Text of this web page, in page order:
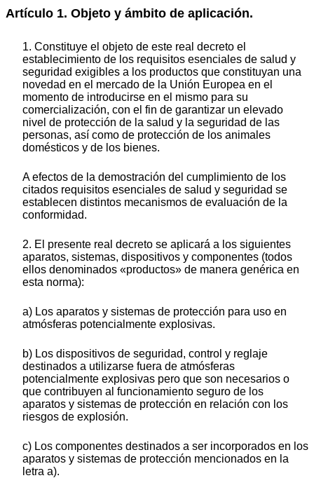
Artículo 1. Objeto y ámbito de aplicación.
1. Constituye el objeto de este real decreto el
establecimiento de los requisitos esenciales de salud y
seguridad exigibles a los productos que constituyan una
novedad en el mercado de la Unión Europea en el
momento de introducirse en el mismo para su
comercialización, con el fin de garantizar un elevado
nivel de protección de la salud y la seguridad de las
personas, así como de protección de los animales
domésticos y de los bienes.
A efectos de la demostración del cumplimiento de los
citados requisitos esenciales de salud y seguridad se
establecen distintos mecanismos de evaluación de la
conformidad.
2. El presente real decreto se aplicará a los siguientes
aparatos, sistemas, dispositivos y componentes (todos
ellos denominados «productos» de manera genérica en
esta norma):
a) Los aparatos y sistemas de protección para uso en
atmósferas potencialmente explosivas.
b) Los dispositivos de seguridad, control y reglaje
destinados a utilizarse fuera de atmósferas
potencialmente explosivas pero que son necesarios o
que contribuyen al funcionamiento seguro de los
aparatos y sistemas de protección en relación con los
riesgos de explosión.
c) Los componentes destinados a ser incorporados en los
aparatos y sistemas de protección mencionados en la
letra a).